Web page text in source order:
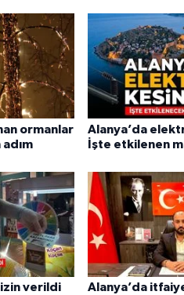
ormanlar
Alanya’da
İşte etkilenen
izin verildi
Alanya’da